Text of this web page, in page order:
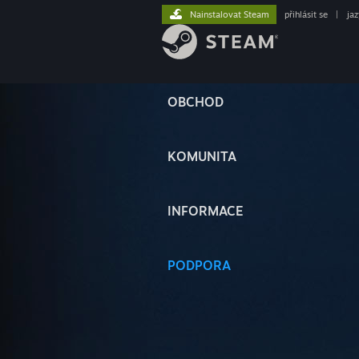
OBCHOD
KOMUNITA
INFORMACE
PODPORA
Nainstalovat Steam přihlásit se